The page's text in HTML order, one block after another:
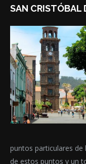
SAN CRISTÓBAL
puntos particulares de
de estos puntos y un